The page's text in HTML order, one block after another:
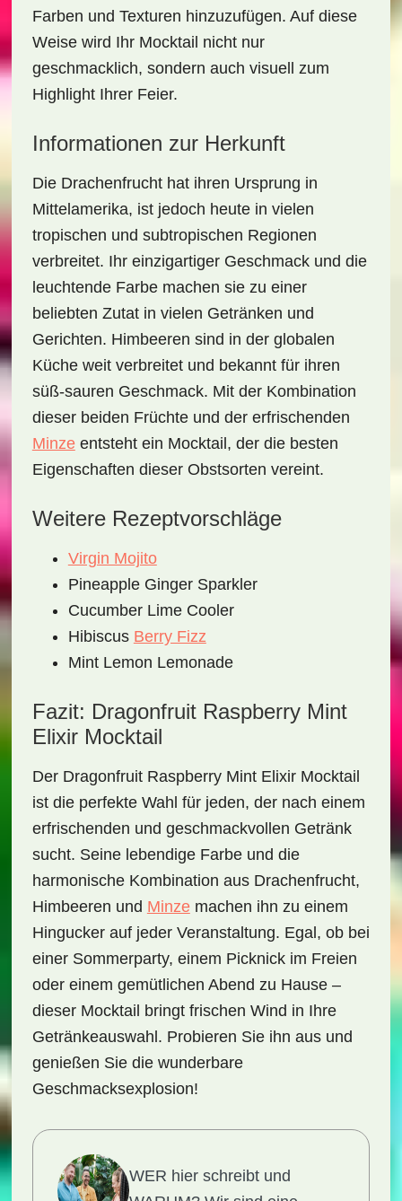
Farben und Texturen hinzuzufügen. Auf diese
Weise wird Ihr Mocktail nicht nur
geschmacklich, sondern auch visuell zum
Highlight Ihrer Feier.
Informationen zur Herkunft
Die Drachenfruchthat ihren Ursprung in
Mittelamerika, ist jedoch heute in vielen
tropischen und subtropischen Regionen
verbreitet. Ihr einzigartiger Geschmack und die
leuchtende Farbe machen sie zu einer
beliebten Zutat in vielen Getränken und
Gerichten. Himbeeren sind in der globalen
Küche weit verbreitet und bekannt für ihren
süß-sauren Geschmack. Mit der Kombination
dieser beiden Früchte und der erfrischenden
Minzeentsteht ein Mocktail, der die besten
Eigenschaften dieser Obstsorten vereint.
Weitere Rezeptvorschläge
Virgin Mojito
Pineapple Ginger Sparkler
Cucumber Lime Cooler
Hibiscus Berry Fizz
Mint Lemon Lemonade
Fazit: Dragonfruit Raspberry Mint
Elixir Mocktail
Der Dragonfruit Raspberry Mint Elixir Mocktail
ist die perfekte Wahl für jeden, der nach einem
erfrischenden und geschmackvollen Getränk
sucht. Seine lebendige Farbe und die
harmonische Kombination aus Drachenfrucht,
Himbeeren und Minzemachen ihn zu einem
Hingucker auf jeder Veranstaltung. Egal, ob bei
einer Sommerparty, einem Picknick im Freien
oder einem gemütlichen Abend zu Hause –
dieser Mocktail bringt frischen Wind in Ihre
Getränkeauswahl. Probieren Sie ihn aus und
genießen Sie die wunderbare
Geschmacksexplosion!
WER hier schreibt und